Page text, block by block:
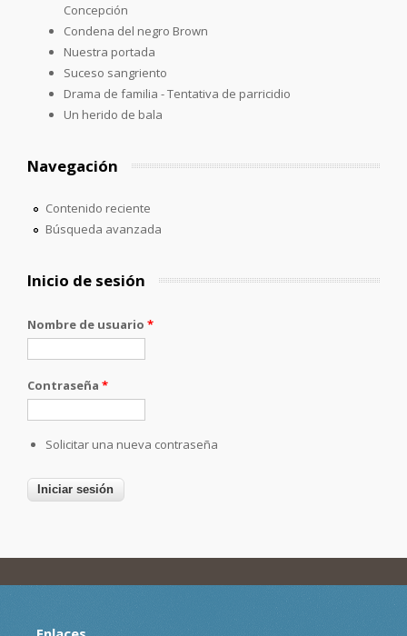
Concepción
Condena del negro Brown
Nuestra portada
Suceso sangriento
Drama de familia - Tentativa de parricidio
Un herido de bala
Navegación
Contenido reciente
Búsqueda avanzada
Inicio de sesión
Nombre de usuario *
Contraseña *
Solicitar una nueva contraseña